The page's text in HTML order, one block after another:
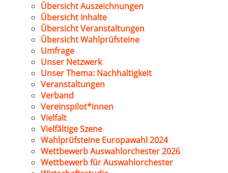
Übersicht Auszeichnungen
Übersicht Inhalte
Übersicht Veranstaltungen
Übersicht Wahlprüfsteine
Umfrage
Unser Netzwerk
Unser Thema: Nachhaltigkeit
Veranstaltungen
Verband
Vereinspilot*innen
Vielfalt
Vielfältige Szene
Wahlprüfsteine Europawahl 2024
Wettbewerb Auswahlorchester 2026
Wettbewerb für Auswahlorchester